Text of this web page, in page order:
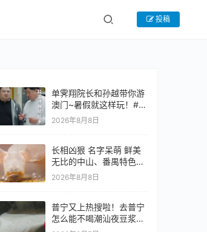
投稿
单霁翔院长和孙越带你游
澳门~暑假就这样玩！#老
广的味道 #故宫 #澳门旅
2026年8月8日
长相凶狠 名字呆萌 鲜美
无比的中山、番禺特色~#
老广的味道 #纪录片 #家
2026年8月8日
普宁又上热搜啦！去普宁
怎么能不喝潮汕夜豆浆呢